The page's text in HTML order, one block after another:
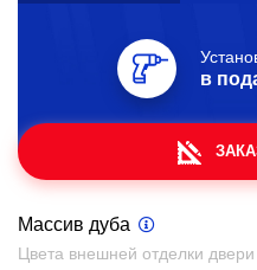
в
Массив дуба
Цвета внешней отделки двери